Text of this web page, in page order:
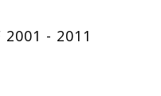
2001 - 2011